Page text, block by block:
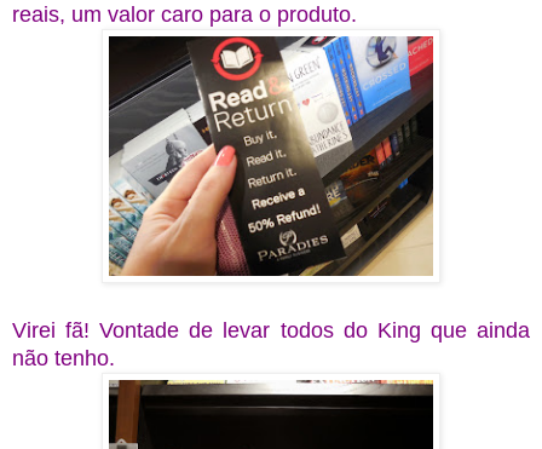
reais, um valor caro para o produto.
Virei fã! Vontade de levar todos do King que ainda
não tenho.